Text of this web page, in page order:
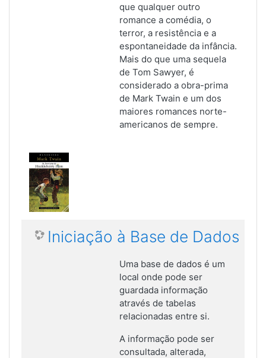
que qualquer outro
romance a comédia, o
terror, a resistência e a
espontaneidade da infância.
Mais do que uma sequela
de Tom Sawyer, é
considerado a obra-prima
de Mark Twain e um dos
maiores romances norte-
americanos de sempre.
Iniciação à Base de Dados
Uma base de dados é um
local onde pode ser
guardada informação
através de tabelas
relacionadas entre si.
A informação pode ser
consultada, alterada,